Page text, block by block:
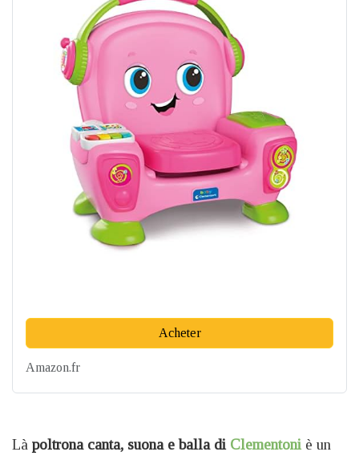
Acheter
Amazon.fr
Là poltrona canta, suona e balla di Clementoni è un